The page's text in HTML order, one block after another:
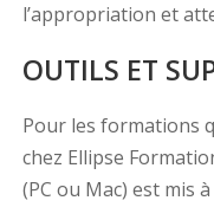
l’appropriation et
OUTILS ET
Pour les formations
chez Ellipse
(PC ou Mac) est mis